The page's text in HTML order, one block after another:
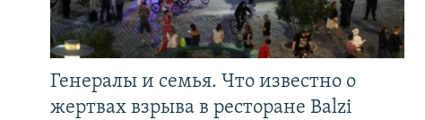
Генералы и семья. Что известно о
жертвах взрыва в ресторане Balzi